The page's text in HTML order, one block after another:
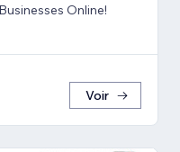
Online!
Voir